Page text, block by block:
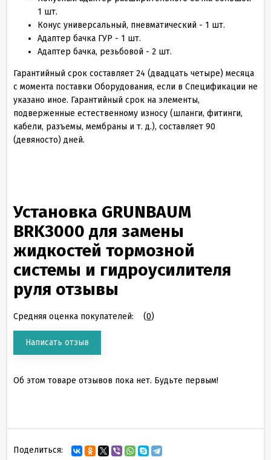
1 шт.
Конус универсальный, пневматический - 1 шт.
Адаптер бачка ГУР - 1 шт.
Адаптер бачка, резьбовой - 2 шт.
Гарантийный срок составляет 24 (двадцать четыре) месяца
с момента поставки Оборудования, если в Спецификации не
указано иное. Гарантийный срок на элементы,
подверженные естественному износу (шланги, фитинги,
кабели, разъемы, мембраны и т. д.), составляет 90
(девяносто) дней.
Установка GRUNBAUM
BRK3000 для замены
жидкостей тормозной
системы и гидроусилителя
руля отзывы
Средняя оценка покупателей: (0)
Написать отзыв
Об этом товаре отзывов пока нет. Будьте первым!
Поделиться: